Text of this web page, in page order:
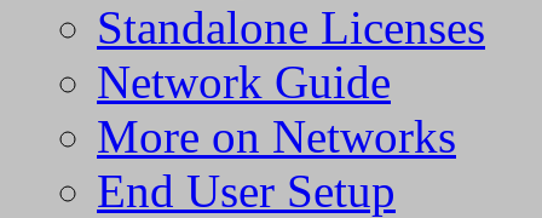
Standalone Licenses
Network Guide
More on Networks
End User Setup